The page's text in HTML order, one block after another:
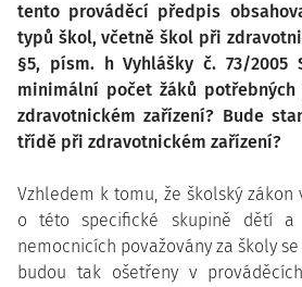
tento prováděcí předpis
typů škol, včetně škol při
§5, písm. h Vyhlášky č. 73/2005
minimální počet žáků
zdravotnickém zařízení? Bude
třídě při zdravotnickém zařízení?
Vzhledem k tomu, že školský zákon
o této specifické skupině dětí
nemocnicích považovány za školy
budou tak ošetřeny v